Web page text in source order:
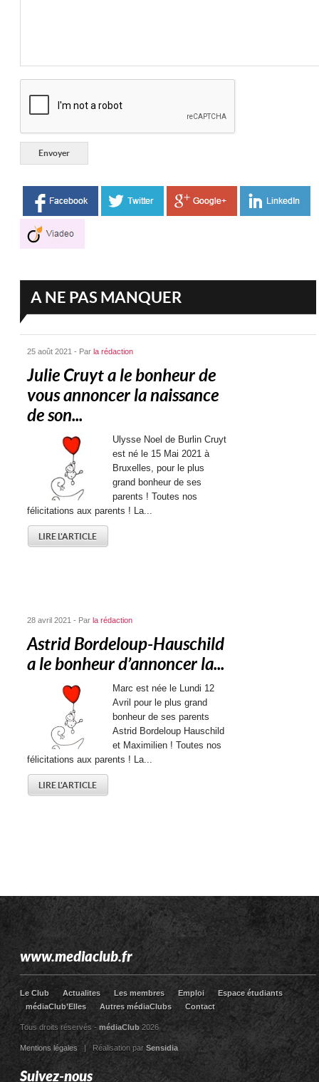
A NE PAS MANQUER
25 août 2021 - Parla rédaction
Julie Cruyt a le bonheur de
vous annoncer la naissance
de son...
Ulysse Noel de Burlin Cruyt
est né le 15 Mai 2021 à
Bruxelles, pour le plus
grand bonheur de ses
parents ! Toutes nos
félicitations aux parents ! La...
LIRE L'ARTICLE
28 avril 2021 - Parla rédaction
Astrid Bordeloup-Hauschild
a le bonheur d’annoncer la...
Marc est née le Lundi 12
Avril pour le plus grand
bonheur de ses parents
Astrid Bordeloup Hauschild
et Maximilien ! Toutes nos
félicitations aux parents ! La...
LIRE L'ARTICLE
www.mediaclub.fr
Le Club Actualites Les membres Emploi
Espace étudiants
médiaClub’Elles
Autres médiaClubs Contact
Tous droits réservés -médiaClub 2026
Mentions légales| Réalisation parSensidia
Suivez-nous